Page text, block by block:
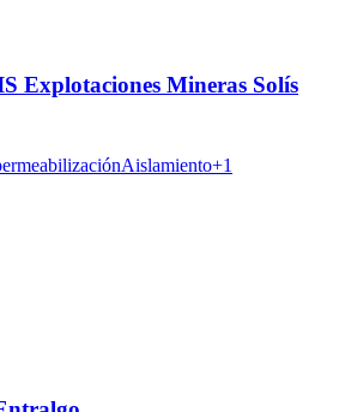
Explotaciones Mineras Solís
Aislamiento+1